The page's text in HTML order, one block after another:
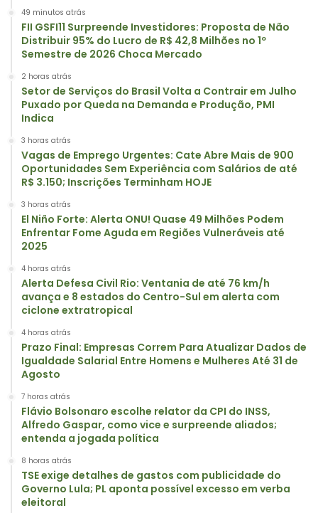
49 minutos atrás
FII GSFI11 Surpreende Investidores: Proposta de Não
Distribuir 95% do Lucro de R$ 42,8 Milhões no 1º
Semestre de 2026 Choca Mercado
2 horas atrás
Setor de Serviços do Brasil Volta a Contrair em Julho
Puxado por Queda na Demanda e Produção, PMI
Indica
3 horas atrás
Vagas de Emprego Urgentes: Cate Abre Mais de 900
Oportunidades Sem Experiência com Salários de até
R$ 3.150; Inscrições Terminham HOJE
3 horas atrás
El Niño Forte: Alerta ONU! Quase 49 Milhões Podem
Enfrentar Fome Aguda em Regiões Vulneráveis até
2025
4 horas atrás
Alerta Defesa Civil Rio: Ventania de até 76 km/h
avança e 8 estados do Centro-Sul em alerta com
ciclone extratropical
4 horas atrás
Prazo Final: Empresas Correm Para Atualizar Dados de
Igualdade Salarial Entre Homens e Mulheres Até 31 de
Agosto
7 horas atrás
Flávio Bolsonaro escolhe relator da CPI do INSS,
Alfredo Gaspar, como vice e surpreende aliados;
entenda a jogada política
8 horas atrás
TSE exige detalhes de gastos com publicidade do
Governo Lula; PL aponta possível excesso em verba
eleitoral